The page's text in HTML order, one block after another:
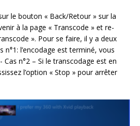
le bouton « Back/Retour » sur la
à la page « Transcode » et re-
». Pour se faire, il y a deux
n°1: l’encodage est terminé, vous
Cas n°2 – Si le transcodage est en
l’option « Stop » pour arrêter